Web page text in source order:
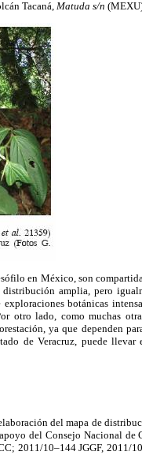
Tacaná,Matuda s/n
en México, son
amplia, pero
botánicas
otro lado, como muchas
ya que dependen
de Veracruz, puede llevar
del mapa de
del Consejo Nacional de
2011/10–144 JGGF, 2011/